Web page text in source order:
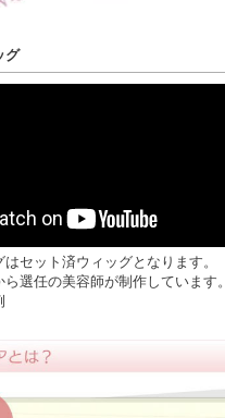
グ
セット済ウィッグとなります。
選任の美容師が制作しています。